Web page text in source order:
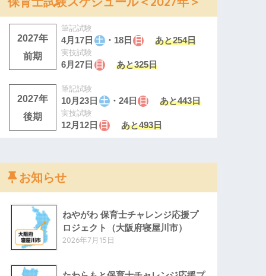
2027年
前期
筆記試験
4月17日 土・18日 日
あと254日
実技試験
6月27日 日 あと325日
2027年
後期
筆記試験
10月23日 土・24日 日
あと443日
実技試験
12月12日 日 あと493日
お知らせ
ねやがわ 保育士チャレンジ応援プ
ロジェクト（大阪府寝屋川市）
2026年7月15日